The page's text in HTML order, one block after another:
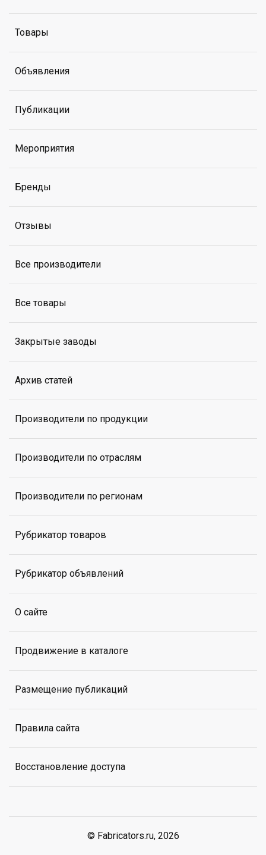
Товары
Объявления
Публикации
Мероприятия
Бренды
Отзывы
Все производители
Все товары
Закрытые заводы
Архив статей
Производители по продукции
Производители по отраслям
Производители по регионам
Рубрикатор товаров
Рубрикатор объявлений
О сайте
Продвижение в каталоге
Размещение публикаций
Правила сайта
Восстановление доступа
© Fabricators.ru, 2026